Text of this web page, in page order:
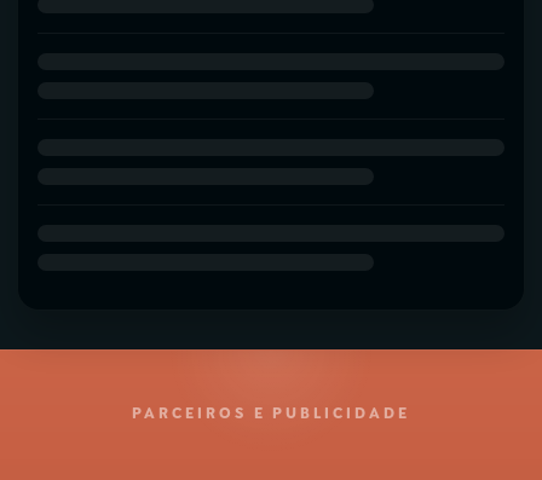
PARCEIROS E PUBLICIDADE